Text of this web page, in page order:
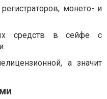
монето- и
средств в сейфе с
а значит